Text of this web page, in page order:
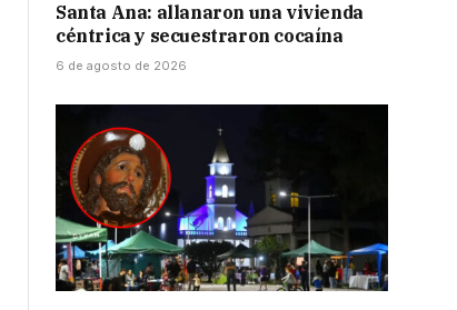
Santa Ana: allanaron una vivienda
céntrica y secuestraron cocaína
6 de agosto de 2026